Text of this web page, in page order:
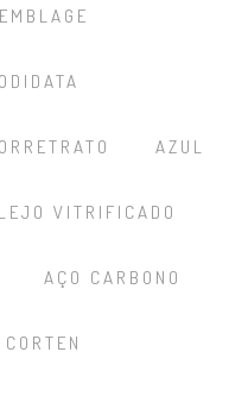
AZUL
VITRIFICADO
AÇO CARBONO